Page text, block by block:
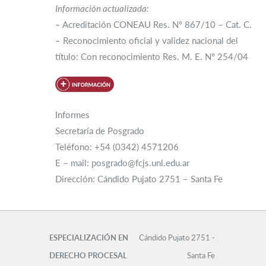
Información actualizada:
– Acreditación CONEAU Res. Nº 867/10 – Cat. C.
– Reconocimiento oficial y validez nacional del
título: Con reconocimiento Res. M. E. Nº 254/04
Informes
Secretaría de Posgrado
Teléfono: +54 (0342) 4571206
E – mail: posgrado@fcjs.unl.edu.ar
Dirección: Cándido Pujato 2751 – Santa Fe
ESPECIALIZACIÓN EN
DERECHO PROCESAL
Cándido Pujato 2751 -
Santa Fe